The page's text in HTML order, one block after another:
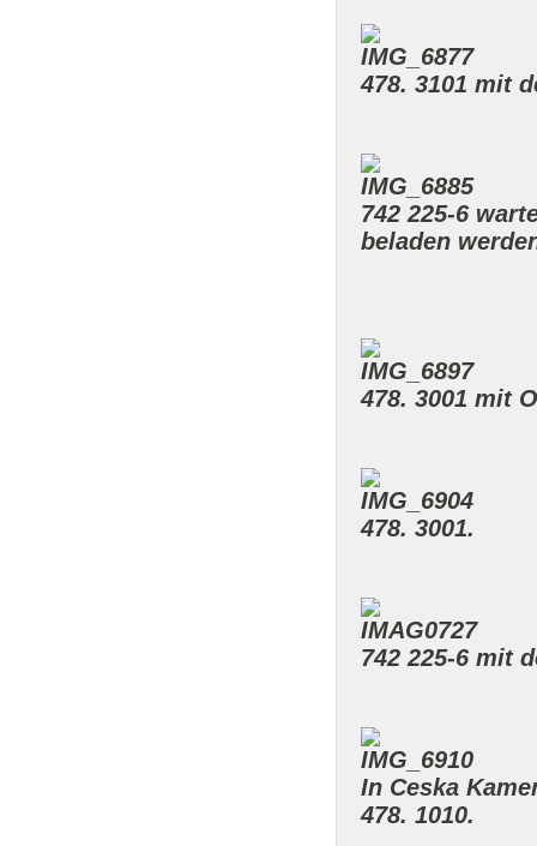
478. 3101 mit
742 225-6
beladen
478. 3001 mit
478. 3001.
742 225-6 mit
In Ceska
478. 1010.